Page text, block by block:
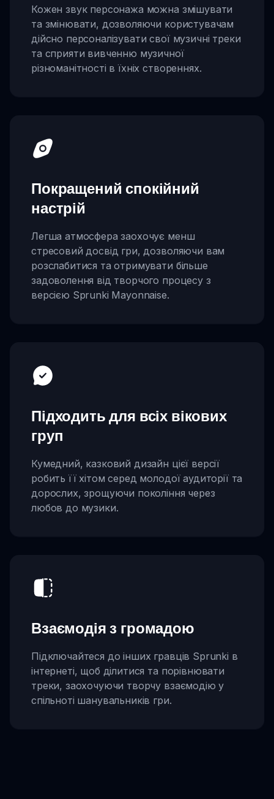
Кожен звук персонажа можна змішувати
та змінювати, дозволяючи користувачам
дійсно персоналізувати свої музичні треки
та сприяти вивченню музичної
різноманітності в їхніх створеннях.
Покращений спокійний
настрій
Легша атмосфера заохочує менш
стресовий досвід гри, дозволяючи вам
розслабитися та отримувати більше
задоволення від творчого процесу з
версією Sprunki Mayonnaise.
Підходить для всіх вікових
груп
Кумедний, казковий дизайн цієї версії
робить її хітом серед молодої аудиторії та
дорослих, зрощуючи покоління через
любов до музики.
Взаємодія з громадою
Підключайтеся до інших гравців Sprunki в
інтернеті, щоб ділитися та порівнювати
треки, заохочуючи творчу взаємодію у
спільноті шанувальників гри.